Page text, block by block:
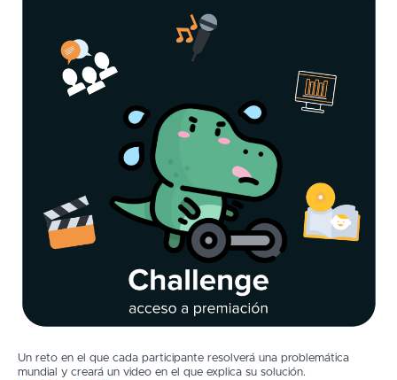
Un reto en el que cada participante resolverá una problemática
mundial y creará un video en el que explica su solución.